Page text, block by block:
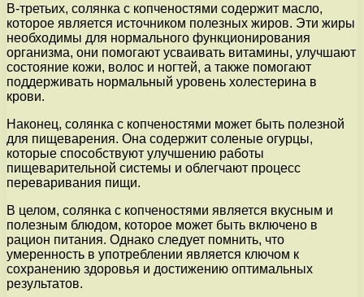
В-третьих, солянка с копченостями содержит масло,
которое является источником полезных жиров. Эти жиры
необходимы для нормального функционирования
организма, они помогают усваивать витамины, улучшают
состояние кожи, волос и ногтей, а также помогают
поддерживать нормальный уровень холестерина в
крови.
Наконец, солянка с копченостями может быть полезной
для пищеварения. Она содержит соленые огурцы,
которые способствуют улучшению работы
пищеварительной системы и облегчают процесс
переваривания пищи.
В целом, солянка с копченостями является вкусным и
полезным блюдом, которое может быть включено в
рацион питания. Однако следует помнить, что
умеренность в употреблении является ключом к
сохранению здоровья и достижению оптимальных
результатов.